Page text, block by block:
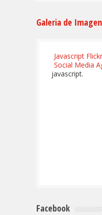
Galeria de
Javascript
Social Media
javascript.
Facebook